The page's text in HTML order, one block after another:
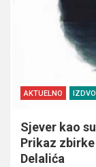
AKTUELNO
Sjever kao
Prikaz zbirke
Delalića